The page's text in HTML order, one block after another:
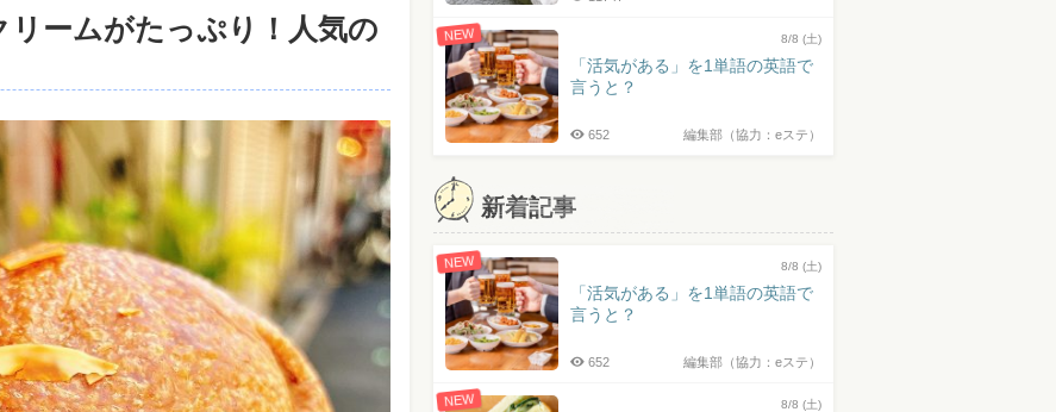
ームがたっぷり！人気の
NEW 8/8 (土)
「活気がある」を1単語の英語で
言うと？
編集部（協力：eステ）
652
新着記事
NEW 8/8 (土)
「活気がある」を1単語の英語で
言うと？
編集部（協力：eステ）
652
NEW 8/8 (土)